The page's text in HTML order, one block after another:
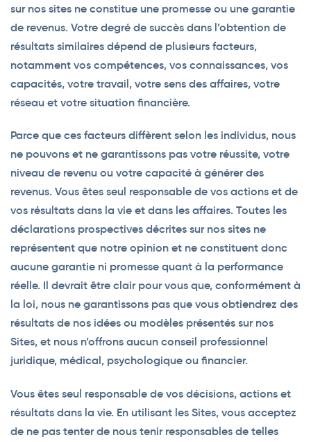
sur nos sites ne constitue une promesse ou une garantie
de revenus. Votre degré de succès dans l’obtention de
résultats similaires dépend de plusieurs facteurs,
notamment vos compétences, vos connaissances, vos
capacités, votre travail, votre sens des affaires, votre
réseau et votre situation financière.
Parce que ces facteurs diffèrent selon les individus, nous
ne pouvons et ne garantissons pas votre réussite, votre
niveau de revenu ou votre capacité à générer des
revenus. Vous êtes seul responsable de vos actions et de
vos résultats dans la vie et dans les affaires. Toutes les
déclarations prospectives décrites sur nos sites ne
représentent que notre opinion et ne constituent donc
aucune garantie ni promesse quant à la performance
réelle. Il devrait être clair pour vous que, conformément à
la loi, nous ne garantissons pas que vous obtiendrez des
résultats de nos idées ou modèles présentés sur nos
Sites, et nous n’offrons aucun conseil professionnel
juridique, médical, psychologique ou financier.
Vous êtes seul responsable de vos décisions, actions et
résultats dans la vie. En utilisant les Sites, vous acceptez
de ne pas tenter de nous tenir responsables de telles